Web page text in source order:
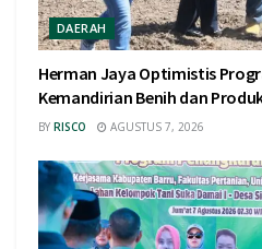
DAERAH
Herman Jaya Optimistis
Kemandirian Benih dan
BY RISCO AGUSTUS 7, 2026